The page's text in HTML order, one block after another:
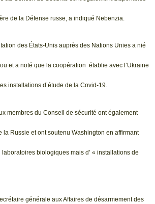
de la Défense russe, a indiqué Nebenzia.
des États-Unis auprès des Nations Unies a nié
et a noté que la coopération établie avec l’Ukraine
installations d’étude de la Covid-19.
membres du Conseil de sécurité ont également
la Russie et ont soutenu Washington en affirmant
laboratoires biologiques mais d’ « installations de
générale aux Affaires de désarmement des